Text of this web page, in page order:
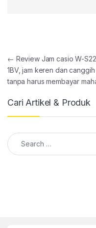
Post navigation
← Review Jam casio W-
1BV, jam keren dan canggih
tanpa harus membayar
Cari Artikel & Produk
Search for: